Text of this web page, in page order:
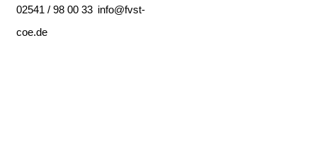
02541 / 98 00 33 info@fvst-
coe.de